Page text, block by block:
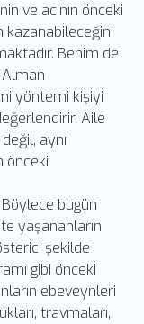
ve acının önceki
kazanabileceğini
Benim de
Alman
yöntemi kişiyi
Aile
aynı
önceki
bugün
yaşananların
şekilde
gibi önceki
ebeveynleri
travmaları,